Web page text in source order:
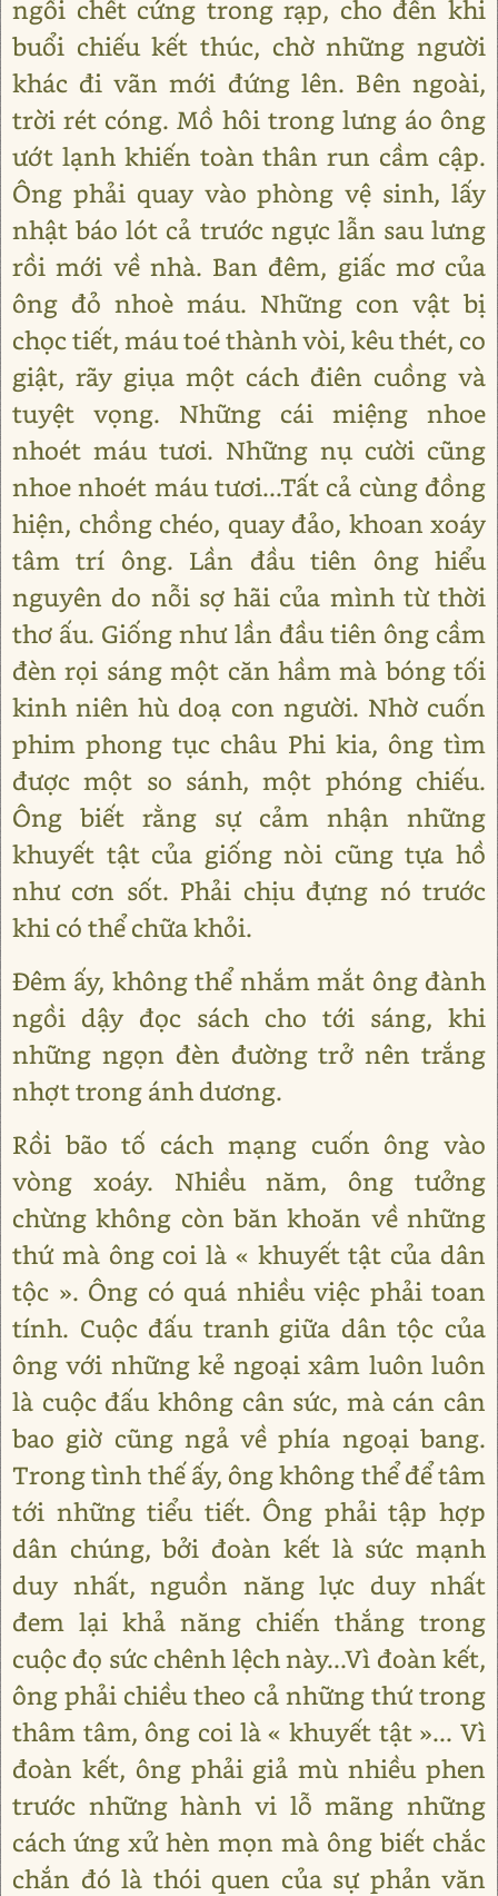
ngồi chết cứng trong rạp, cho đến khi
buổi chiếu kết thúc, chờ những người
khác đi vãn mới đứng lên. Bên ngoài,
trời rét cóng. Mồ hôi trong lưng áo ông
ướt lạnh khiến toàn thân run cầm cập.
Ông phải quay vào phòng vệ sinh, lấy
nhật báo lót cả trước ngực lẫn sau lưng
rồi mới về nhà. Ban đêm, giấc mơ của
ông đỏ nhoè máu. Những con vật bị
chọc tiết, máu toé thành vòi, kêu thét, co
giật, rãy giụa một cách điên cuồng và
tuyệt vọng. Những cái miệng nhoe
nhoét máu tươi. Những nụ cười cũng
nhoe nhoét máu tươi...Tất cả cùng đồng
hiện, chồng chéo, quay đảo, khoan xoáy
tâm trí ông. Lần đầu tiên ông hiểu
nguyên do nỗi sợ hãi của mình từ thời
thơ ấu. Giống như lần đầu tiên ông cầm
đèn rọi sáng một căn hầm mà bóng tối
kinh niên hù doạ con người. Nhờ cuốn
phim phong tục châu Phi kia, ông tìm
được một so sánh, một phóng chiếu.
Ông biết rằng sự cảm nhận những
khuyết tật của giống nòi cũng tựa hồ
như cơn sốt. Phải chịu đựng nó trước
khi có thể chữa khỏi.
Đêm ấy, không thể nhắm mắt ông đành
ngồi dậy đọc sách cho tới sáng, khi
những ngọn đèn đường trở nên trắng
nhợt trong ánh dương.
Rồi bão tố cách mạng cuốn ông vào
vòng xoáy. Nhiều năm, ông tưởng
chừng không còn băn khoăn về những
thứ mà ông coi là « khuyết tật của dân
tộc ». Ông có quá nhiều việc phải toan
tính. Cuộc đấu tranh giữa dân tộc của
ông với những kẻ ngoại xâm luôn luôn
là cuộc đấu không cân sức, mà cán cân
bao giờ cũng ngả về phía ngoại bang.
Trong tình thế ấy, ông không thể để tâm
tới những tiểu tiết. Ông phải tập hợp
dân chúng, bởi đoàn kết là sức mạnh
duy nhất, nguồn năng lực duy nhất
đem lại khả năng chiến thắng trong
cuộc đọ sức chênh lệch này...Vì đoàn kết,
ông phải chiều theo cả những thứ trong
thâm tâm, ông coi là « khuyết tật »... Vì
đoàn kết, ông phải giả mù nhiều phen
trước những hành vi lỗ mãng những
cách ứng xử hèn mọn mà ông biết chắc
chắn đó là thói quen của sự phản văn